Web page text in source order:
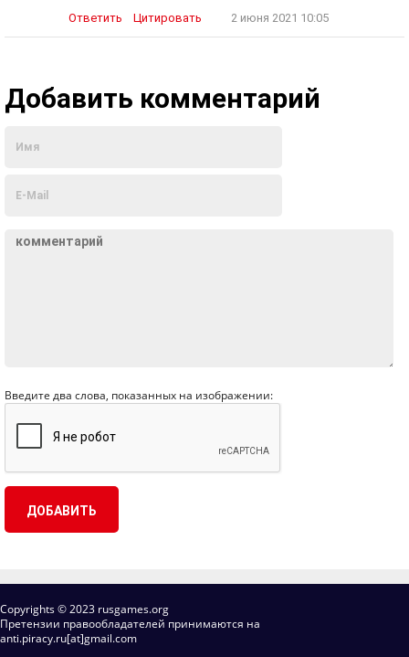
Ответить
Цитировать 2 июня 2021 10:05
Добавить комментарий
Введите два слова, показанных на изображении:
Copyrights © 2023 rusgames.org
Претензии правообладателей принимаются на
anti.piracy.ru[at]gmail.com